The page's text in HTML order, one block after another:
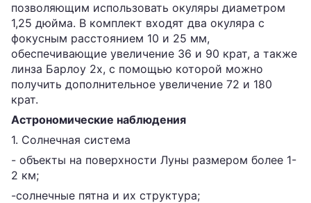
позволяющим использовать окуляры диаметром
1,25 дюйма. В комплект входят два окуляра с
фокусным расстоянием 10 и 25 мм,
обеспечивающие увеличение 36 и 90 крат, а также
линза Барлоу 2x, с помощью которой можно
получить дополнительное увеличение 72 и 180
крат.
Астрономические наблюдения
1. Солнечная система
- объекты на поверхности Луны размером более 1-
2 км;
-солнечные пятна и их структура;